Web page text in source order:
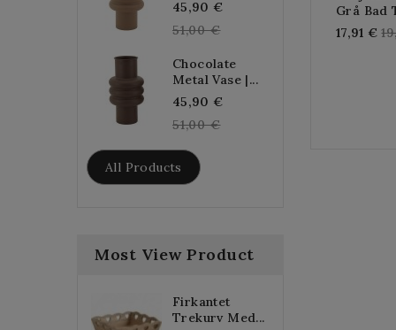
45,90 €
51,00 €
Chocolate
Metal Vase |...
45,90 €
51,00 €
All Products
Most View Product
Firkantet
Trekurv Med...
Grå Bad
17,91 €